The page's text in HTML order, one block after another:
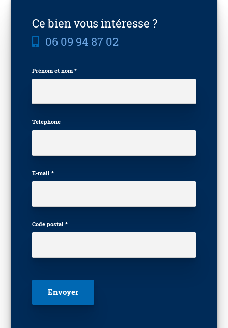
Ce bien vous intéresse ?
06 09 94 87 02
Prénom et nom *
Téléphone
E-mail *
Code postal *